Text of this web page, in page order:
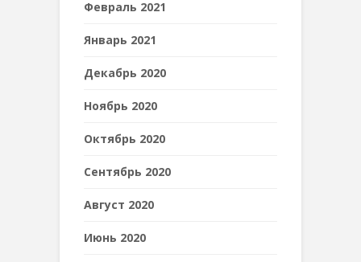
Февраль 2021
Январь 2021
Декабрь 2020
Ноябрь 2020
Октябрь 2020
Сентябрь 2020
Август 2020
Июнь 2020